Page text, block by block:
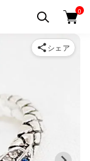
0
シェア